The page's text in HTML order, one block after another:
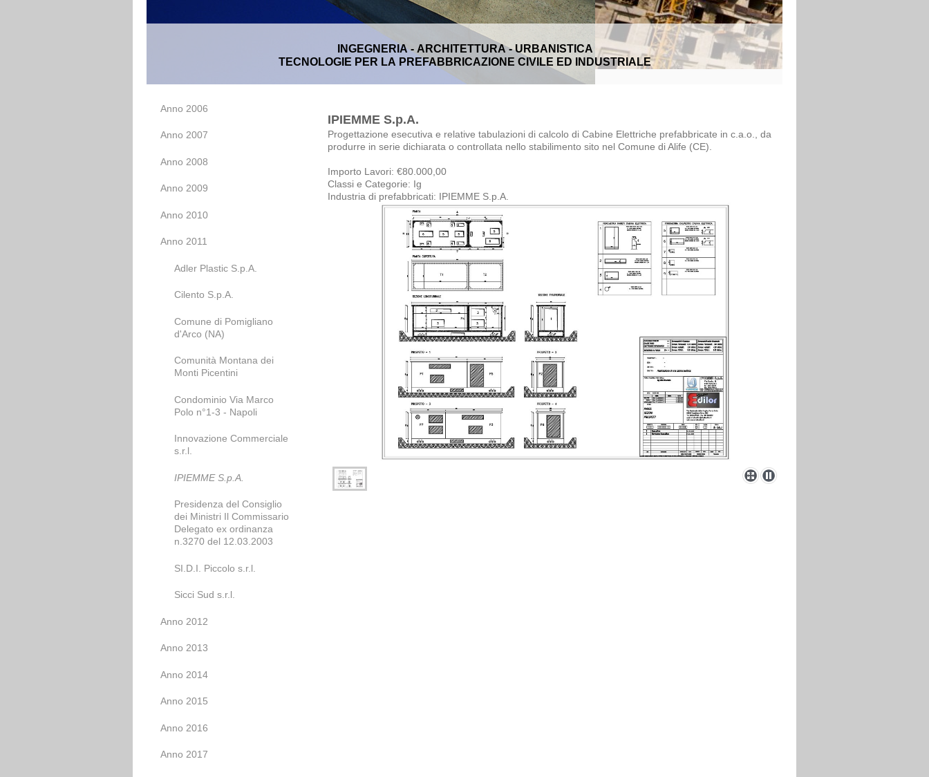
INGEGNERIA - ARCHITETTURA - URBANISTICA
TECNOLOGIE PER LA PREFABBRICAZIONE CIVILE ED INDUSTRIALE
IPIEMME S.p.A.
Progettazione esecutiva e relative tabulazioni di calcolo di Cabine Elettriche prefabbricate in c.a.o., da
produrre in serie dichiarata o controllata nello stabilimento sito nel Comune di Alife (CE).
Importo Lavori: €80.000,00
Classi e Categorie: Ig
Industria di prefabbricati: IPIEMME S.p.A.
Anno 2006
Anno 2007
Anno 2008
Anno 2009
Anno 2010
Anno 2011
Adler Plastic S.p.A.
Cilento S.p.A.
Comune di Pomigliano
d'Arco (NA)
Comunità Montana dei
Monti Picentini
Condominio Via Marco
Polo n°1-3 - Napoli
Innovazione Commerciale
s.r.l.
IPIEMME S.p.A.
Presidenza del Consiglio
dei Ministri Il Commissario
Delegato ex ordinanza
n.3270 del 12.03.2003
SI.D.I. Piccolo s.r.l.
Sicci Sud s.r.l.
Anno 2012
Anno 2013
Anno 2014
Anno 2015
Anno 2016
Anno 2017